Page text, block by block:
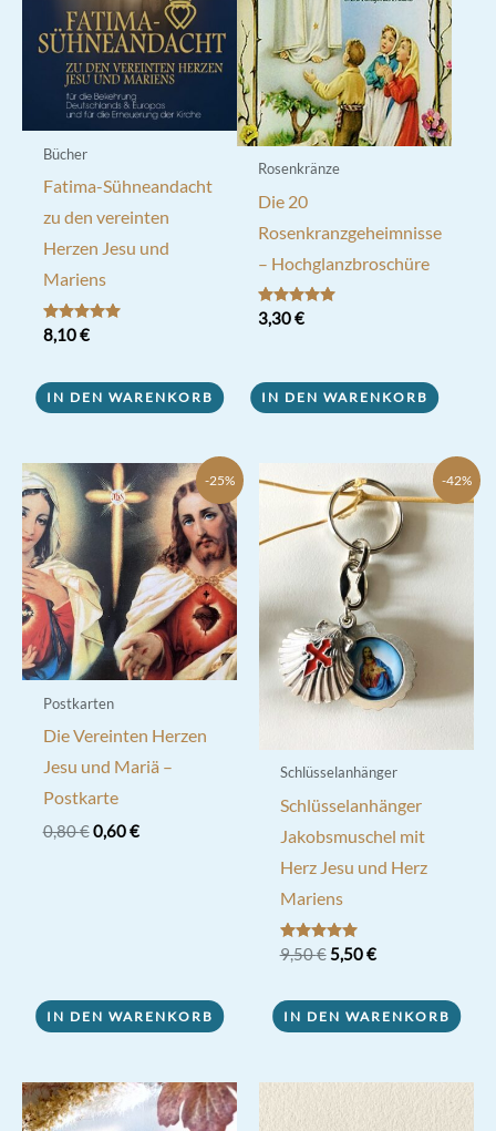
Bücher
Fatima-Sühneandacht
zu den vereinten
Herzen Jesu und
Mariens
Bewertet mit
5.00
8,10€
IN DEN WARENKORB
Rosenkränze
Die 20
Rosenkranzgeheimnisse
– Hochglanzbroschüre
Bewertet mit
5.00
3,30€
IN DEN WARENKORB
-25%
Postkarten
Die Vereinten Herzen
Jesu und Mariä –
Postkarte
0,80€ Ursprünglicher
0,60€Aktueller
IN DEN WARENKORB
-42%
Schlüsselanhänger
Schlüsselanhänger
Jakobsmuschel mit
Herz Jesu und Herz
Mariens
Bewertet mit
5.00
9,50€ Ursprünglicher
9,50 €
5,50€Aktueller
5,50 €.
IN DEN WARENKORB